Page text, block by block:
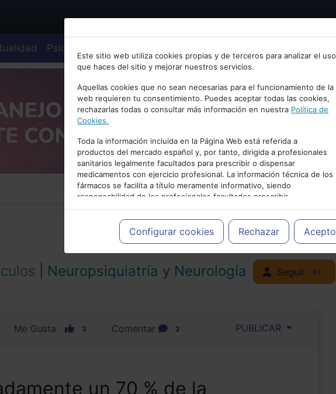
Bienvenid@ a psiquiatria.com
Escribe tu Email
Accede o regístrate con tu email.
Cancelar
Psiquiatría
Este sitio web utiliza cookies propias y de terceros para analizar el uso
que haces del sitio y mejorar nuestros servicios.
Aquellas cookies que no sean necesarias para el funcionamiento de la
web requieren tu consentimiento. Puedes aceptar todas las cookies,
rechazarlas todas o consultar más información en nuestra Política de
Cookies.
Toda la información incluida en la Página Web está referida a
productos del mercado español y, por tanto, dirigida a profesionales
sanitarios legalmente facultados para prescribir o dispensar
medicamentos con ejercicio profesional. La información técnica de los
fármacos se facilita a título meramente informativo, siendo
responsabilidad de los profesionales facultados prescribir
medicamentos y decidir, en cada caso concreto, el tratamiento más
adecuado a las necesidades del paciente.
Configurar cookies Rechazar Acepto
PUBLICIDAD
Neuropsiquiatría y Neurología Seguir 51
Me Gusta 3 Comentar 2 PUBLICAR
un 70 % de la